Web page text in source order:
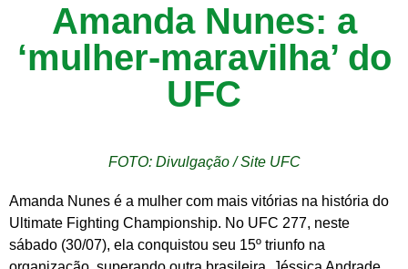
Amanda Nunes: a
‘mulher-maravilha’ do
UFC
FOTO: Divulgação / Site UFC
Amanda Nunes é a mulher com mais vitórias na história do
Ultimate Fighting Championship. No UFC 277, neste
sábado (30/07), ela conquistou seu 15º triunfo na